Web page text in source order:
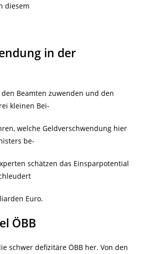
diesem
in der
Beamten zuwenden und den
kleinen Bei-
welche Geldverschwendung hier
be-
schätzen das Einsparpotential
Euro.
ÖBB
schwer defizitäre ÖBB her. Von den